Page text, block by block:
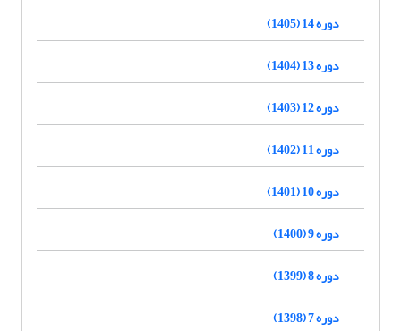
دوره 14 (1405)
دوره 13 (1404)
دوره 12 (1403)
دوره 11 (1402)
دوره 10 (1401)
دوره 9 (1400)
دوره 8 (1399)
دوره 7 (1398)